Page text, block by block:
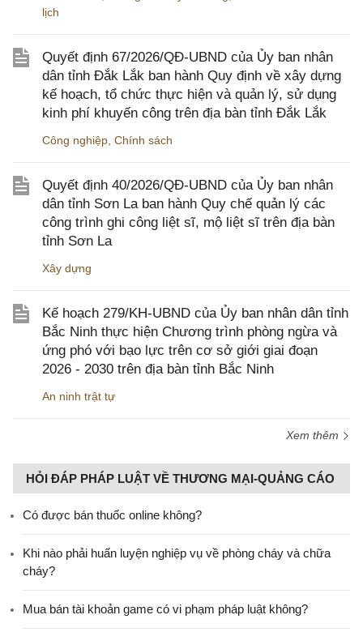
lịch
Quyết định 67/2026/QĐ-UBND của Ủy ban nhân
dân tỉnh Đắk Lắk ban hành Quy định về xây dựng
kế hoạch, tổ chức thực hiện và quản lý, sử dụng
kinh phí khuyến công trên địa bàn tỉnh Đắk Lắk
Công nghiệp Chính sách
Quyết định 40/2026/QĐ-UBND của Ủy ban nhân
dân tỉnh Sơn La ban hành Quy chế quản lý các
công trình ghi công liệt sĩ, mộ liệt sĩ trên địa bàn
tỉnh Sơn La
Xây dựng
Kế hoạch 279/KH-UBND của Ủy ban nhân dân tỉnh
Bắc Ninh thực hiện Chương trình phòng ngừa và
ứng phó với bạo lực trên cơ sở giới giai đoạn
2026 - 2030 trên địa bàn tỉnh Bắc Ninh
An ninh trật tự
Xem thêm
HỎI ĐÁP PHÁP LUẬT VỀ THƯƠNG MẠI-QUẢNG CÁO
Có được bán thuốc online không?
Khi nào phải huấn luyện nghiệp vụ về phòng cháy và chữa
cháy?
Mua bán tài khoản game có vi phạm pháp luật không?